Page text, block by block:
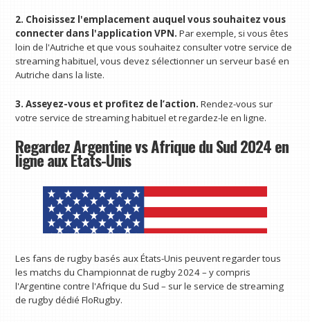
2. Choisissez l'emplacement auquel vous souhaitez vous
connecter dans l'application VPN.Par exemple, si vous êtes
loin de l'Autriche et que vous souhaitez consulter votre service de
streaming habituel, vous devez sélectionner un serveur basé en
Autriche dans la liste.
3. Asseyez-vous et profitez de l’action.Rendez-vous sur
votre service de streaming habituel et regardez-le en ligne.
Regardez Argentine vs Afrique du Sud 2024 en
ligne aux États-Unis
Les fans de rugby basés aux États-Unis peuvent regarder tous
les matchs du Championnat de rugby 2024 – y compris
l'Argentine contre l'Afrique du Sud – sur le service de streaming
de rugby dédié FloRugby.